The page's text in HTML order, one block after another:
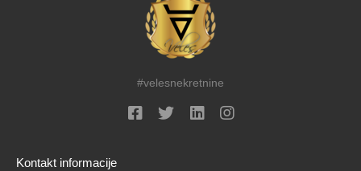
#velesnekretnine
Kontakt informacije